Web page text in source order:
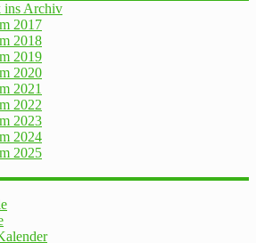
ins Archiv
2017
2018
2019
2020
2021
2022
2023
2024
2025